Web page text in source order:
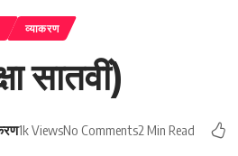
व्याकरण
सातवीं)
1k ViewsNo Comments2 Min Read